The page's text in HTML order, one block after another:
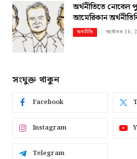
অর্থনীতিতে নোবেল
আমেরিকান
অর্থনীতি অক্টোবর 16,
সংযুক্ত থাকুন
Facebook
Instagram
Telegram